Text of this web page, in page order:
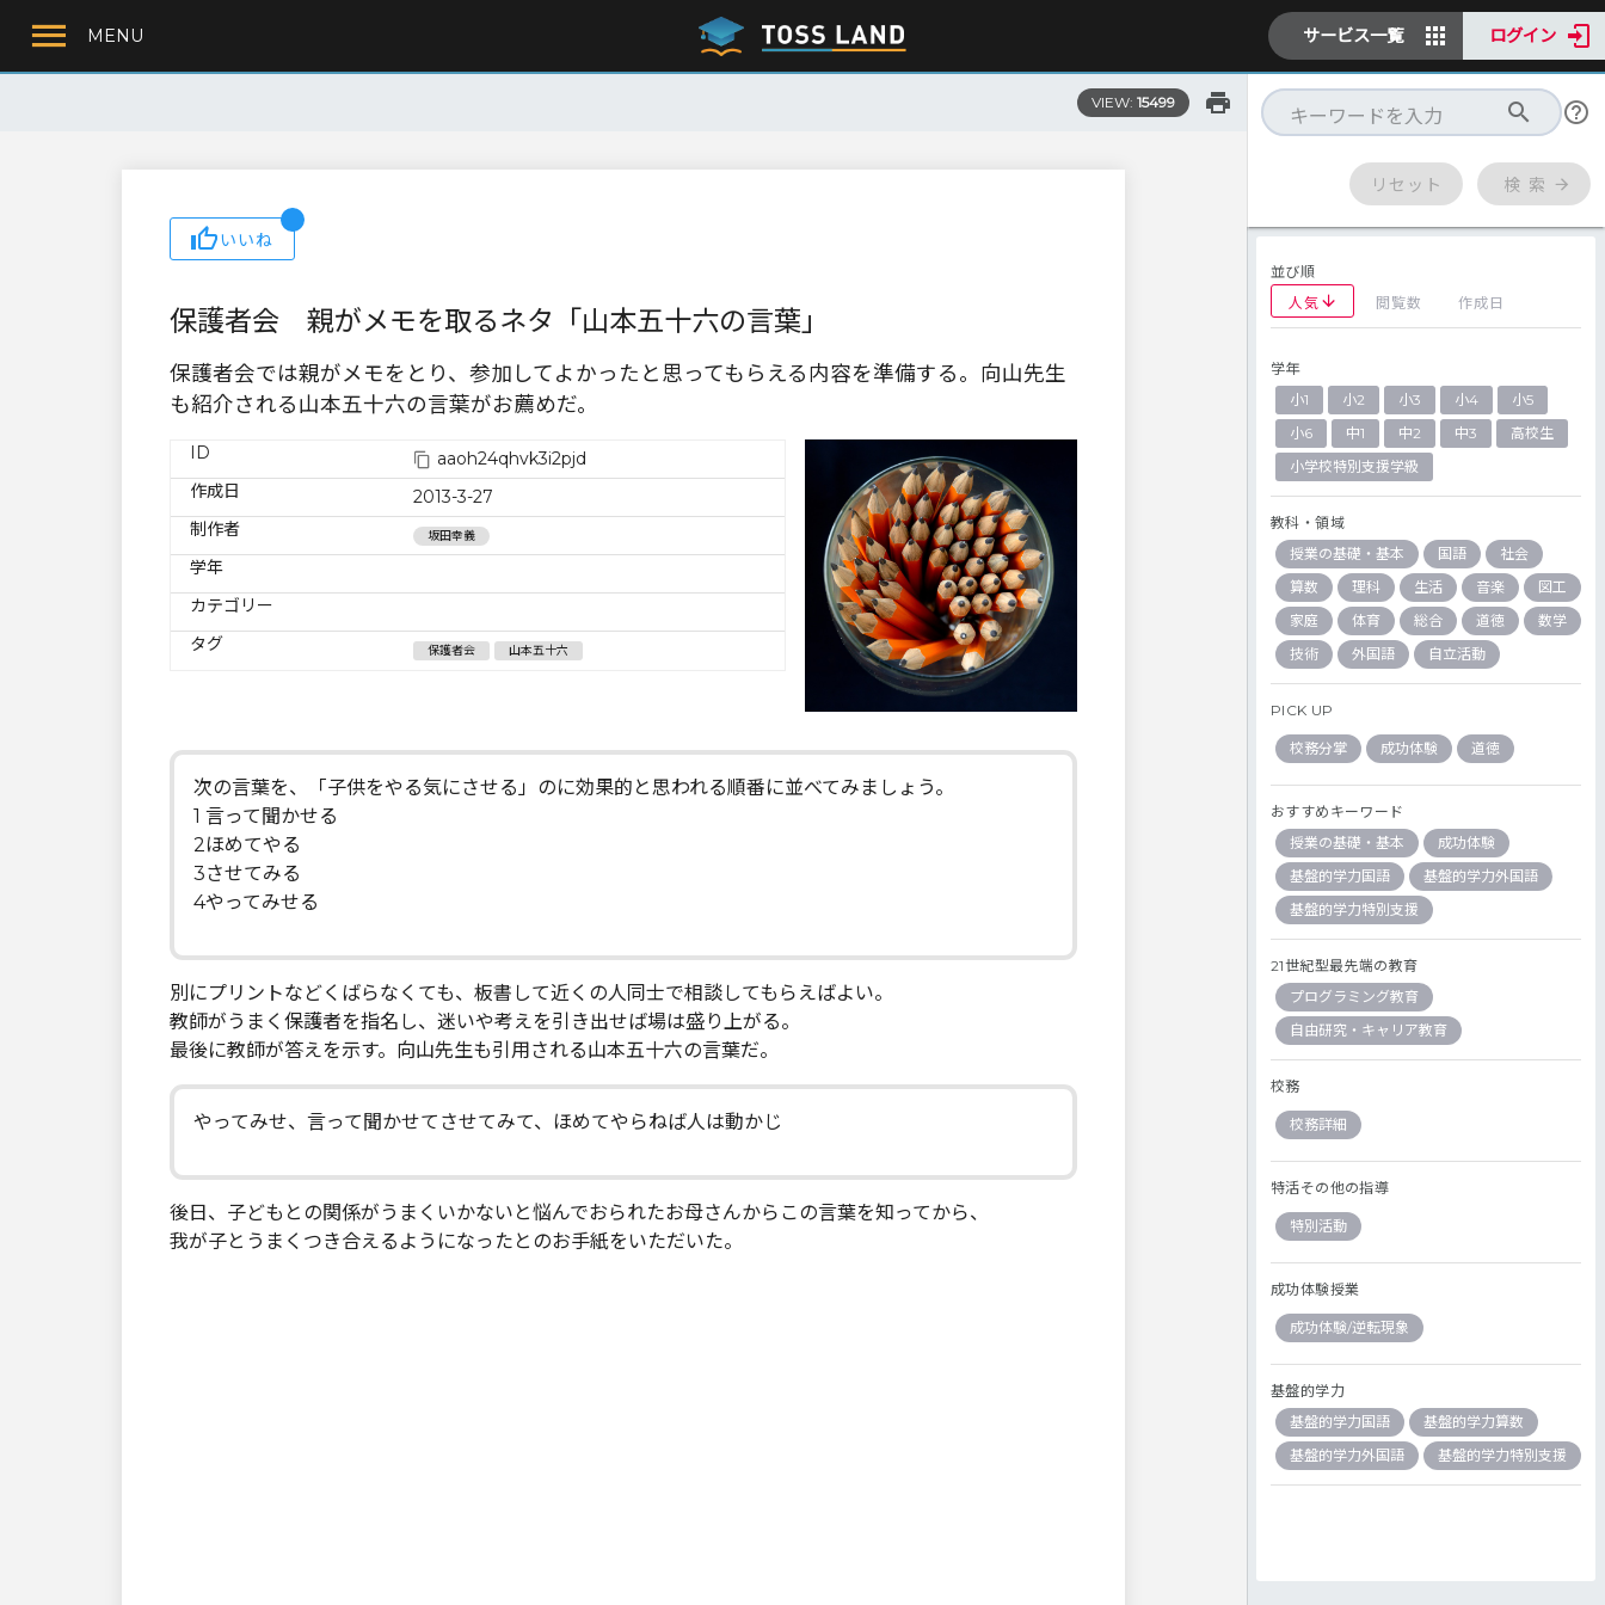
MENU サービス一覧 ログイン
VIEW: 15499
いいね
保護者会 親がメモを取るネタ「山本五十六の言葉」
保護者会では親がメモをとり、参加してよかったと思ってもらえる内容を準備する。向山先生
も紹介される山本五十六の言葉がお薦めだ。
ID
aaoh24qhvk3i2pjd
作成日
2013-3-27
制作者
坂田幸義
学年
カテゴリー
タグ
保護者会 山本五十六
次の言葉を、「子供をやる気にさせる」のに効果的と思われる順番に並べてみましょう。
1 言って聞かせる
2ほめてやる
3させてみる
4やってみせる
別にプリントなどくばらなくても、板書して近くの人同士で相談してもらえばよい。
教師がうまく保護者を指名し、迷いや考えを引き出せば場は盛り上がる。
最後に教師が答えを示す。向山先生も引用される山本五十六の言葉だ。
やってみせ、言って聞かせてさせてみて、ほめてやらねば人は動かじ
後日、子どもとの関係がうまくいかないと悩んでおられたお母さんからこの言葉を知ってから、
我が子とうまくつき合えるようになったとのお手紙をいただいた。
リセット 検 索
並び順
人気
閲覧数 作成日
学年
小1
小2 小3 小4
小5
小6
中1 中2 中3
高校生
小学校特別支援学級
教科・領域
授業の基礎・基本
国語
社会
算数
理科 生活 音楽
図工
家庭
体育 総合 道徳
数学
技術
外国語 自立活動
PICK UP
校務分掌 成功体験 道徳
おすすめキーワード
授業の基礎・基本
成功体験
基盤的学力国語
基盤的学力外国語
基盤的学力特別支援
21世紀型最先端の教育
プログラミング教育
自由研究・キャリア教育
校務
校務詳細
特活その他の指導
特別活動
成功体験授業
成功体験/逆転現象
基盤的学力
基盤的学力国語
基盤的学力算数
基盤的学力外国語
基盤的学力特別支援